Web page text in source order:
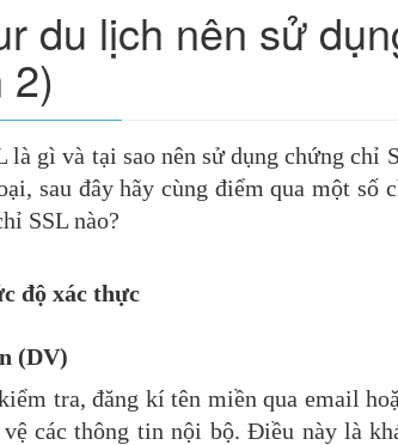
du lịch nên sử
2)
là gì và tại sao nên sử dụng chứng chỉ
sau đây hãy cùng điểm qua một số
SSL nào?
độ xác thực
(DV)
tra, đăng kí tên miền qua email
các thông tin nội bộ. Điều này là